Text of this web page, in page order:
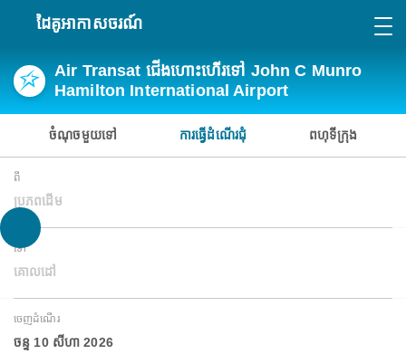
ដៃគូអាកាសចរណ៍
Air Transat ជើងហោះហើរទៅ John C Munro
Hamilton International Airport
ចំណុចមួយទៅ ការធ្វើដំណើរជុំ ពហុទីក្រុង
ពី
ប្រភពដើម
ទៅ
គោលដៅ
ចេញដំណើរ
ចន្ទ 10 សីហា 2026